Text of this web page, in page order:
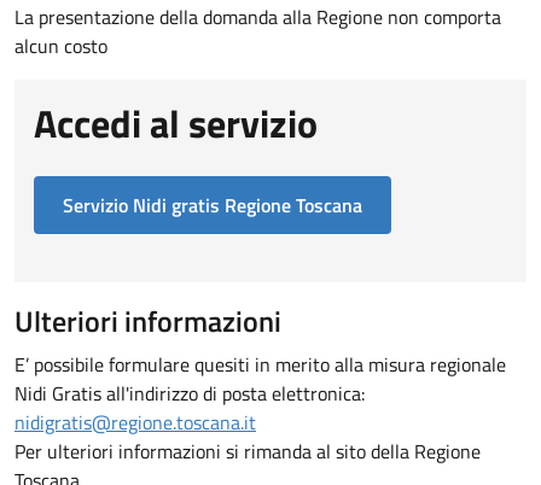
La presentazione della domanda alla Regione non comporta
alcun costo
Accedi al servizio
Servizio Nidi gratis Regione Toscana
Ulteriori informazioni
E’ possibile formulare quesiti in merito alla misura regionale
Nidi Gratis all'indirizzo di posta elettronica:
nidigratis@regione.toscana.it
Per ulteriori informazioni si rimanda al sito della Regione